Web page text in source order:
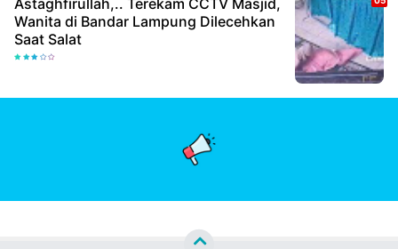
Astaghfirullah,.. Terekam CCTV Masjid,
Wanita di Bandar Lampung Dilecehkan
Saat Salat